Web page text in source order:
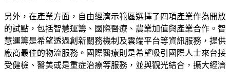
另外，在產業方面，自由經濟示範區選擇了四項產業作為開放
的試點，包括智慧運籌、國際醫療、農業加值與產業合作。智
慧運籌是希望透過創新關務機制及雲端平台等資訊服務，提供
廠商最佳的物流服務。國際醫療則是希望吸引國際人士來台接
受健檢、醫美或是重症治療等服務，並與觀光結合，擴大經濟